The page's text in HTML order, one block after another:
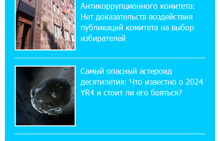
14:44:13 29-07-2026
Состоялось открытие Khachaturian Rooftop
при поддержке IDBank
Пашинян ты упустил свой шанс уйти
спокойно. Аршак Карапетян
12:04:53 28-07-2026
Обновленный Центр продаж и обслуживания
в Арарате
Антикоррупционного комитета:
Нет доказательств воздействия
публикаций комитета на выбор
избирателей
Самый опасный астероид
десятилетия: Что известно о 2024
YR4 и стоит ли его бояться?